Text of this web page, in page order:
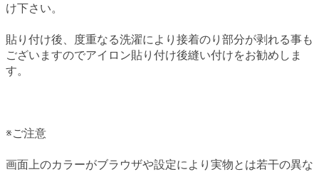
け下さい。
貼り付け後、度重なる洗濯により接着のり部分が剥れる事も
ございますのでアイロン貼り付け後縫い付けをお勧めしま
す。
※ご注意
画面上のカラーがブラウザや設定により実物とは若干の異な